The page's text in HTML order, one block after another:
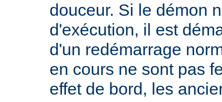
douceur. Si le démon
d'exécution, il est
d'un redémarrage
en cours ne sont pas
effet de bord, les